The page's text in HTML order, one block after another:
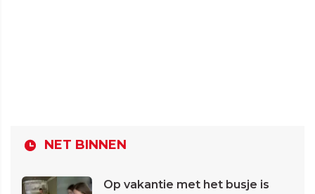
NET BINNEN
Op vakantie met het busje is